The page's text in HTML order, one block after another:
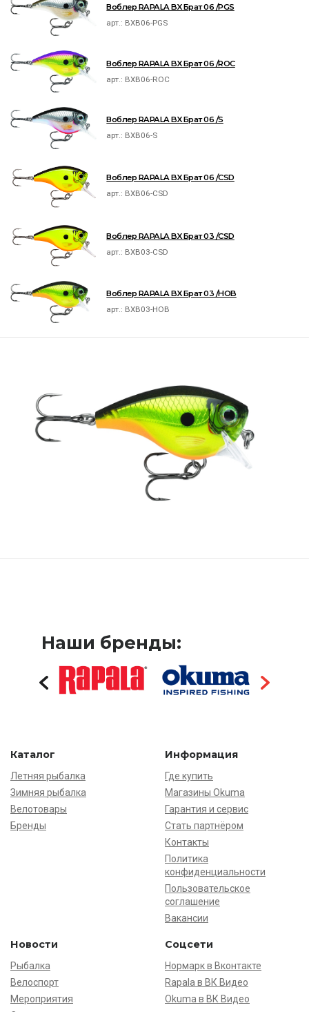
Воблер RAPALA BX Брат 06 /PGS
арт.: BXB06-PGS
Воблер RAPALA BX Брат 06 /ROC
арт.: BXB06-ROC
Воблер RAPALA BX Брат 06 /S
арт.: BXB06-S
Воблер RAPALA BX Брат 06 /CSD
арт.: BXB06-CSD
Воблер RAPALA BX Брат 03 /CSD
арт.: BXB03-CSD
Воблер RAPALA BX Брат 03 /HOB
арт.: BXB03-HOB
Наши бренды:
Каталог
Летняя рыбалка
Зимняя рыбалка
Велотовары
Бренды
Информация
Где купить
Магазины Okuma
Гарантия и сервис
Стать партнёром
Контакты
Политика
конфиденциальности
Пользовательское
соглашение
Вакансии
Новости
Рыбалка
Велоспорт
Мероприятия
Соцсети
Нормарк в Вконтакте
Rapala в ВК Видео
Okuma в ВК Видео